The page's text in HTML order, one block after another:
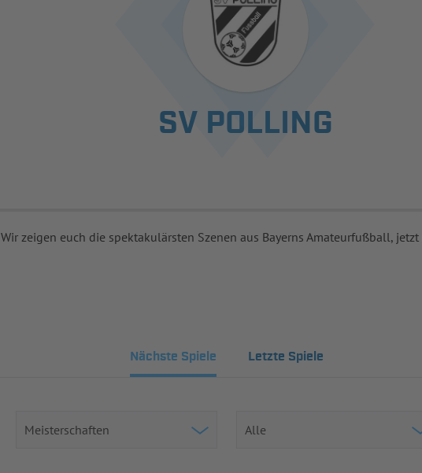
SV POLLING
Wir zeigen euch die spektakulärsten Szenen aus Bayerns Amateurfußball,
Nächste Spiele Letzte Spiele